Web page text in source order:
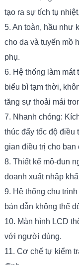
tạo ra sự tích tụ
5. An toàn, hầu như
cho da và tuyến mồ
phụ.
6. Hệ thống làm mát
biểu bì tạm thời,
tăng sự thoải mái
7. Nhanh chóng:
thúc đẩy tốc độ điều
gian điều trị cho ban
8. Thiết kế mô-đun
doanh xuất nhập
9. Hệ thống chu
bán dẫn không thể
10. Màn hình LCD
với người dùng.
11. Cơ chế tự kiểm